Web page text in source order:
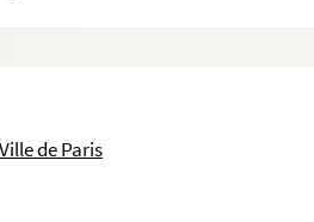
de Paris